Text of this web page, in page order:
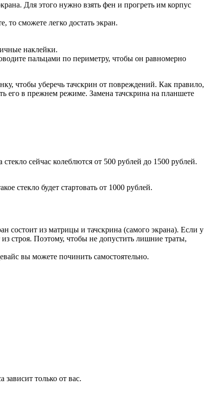
Для этого нужно взять фен и прогреть им корпус
то сможете легко достать экран.
наклейки.
пальцами по периметру, чтобы он равномерно
чтобы уберечь тачскрин от повреждений. Как правило,
его в прежнем режиме. Замена тачскрина на планшете
сейчас колеблются от 500 рублей до 1500 рублей.
стекло будет стартовать от 1000 рублей.
состоит из матрицы и тачскрина (самого экрана). Если у
из строя. Поэтому, чтобы не допустить лишние траты,
вы можете починить самостоятельно.
только от вас.